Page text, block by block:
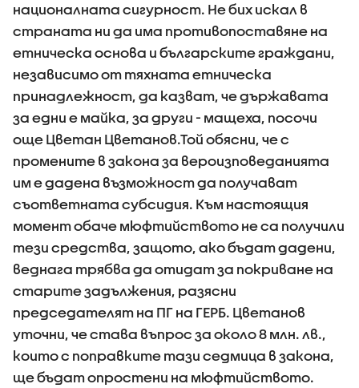
националната сигурност. Не бих искал в
страната ни да има противопоставяне на
етническа основа и българските граждани,
независимо от тяхната етническа
принадлежност, да казват, че държавата
за едни е майка, за други - мащеха, посочи
още Цветан Цветанов.Той обясни, че с
промените в закона за вероизповеданията
им е дадена възможност да получават
съответната субсидия. Към настоящия
момент обаче мюфтийството не са получили
тези средства, защото, ако бъдат дадени,
веднага трябва да отидат за покриване на
старите задължения, разясни
председателят на ПГ на ГЕРБ. Цветанов
уточни, че става въпрос за около 8 млн. лв.,
които с поправките тази седмица в закона,
ще бъдат опростени на мюфтийството.